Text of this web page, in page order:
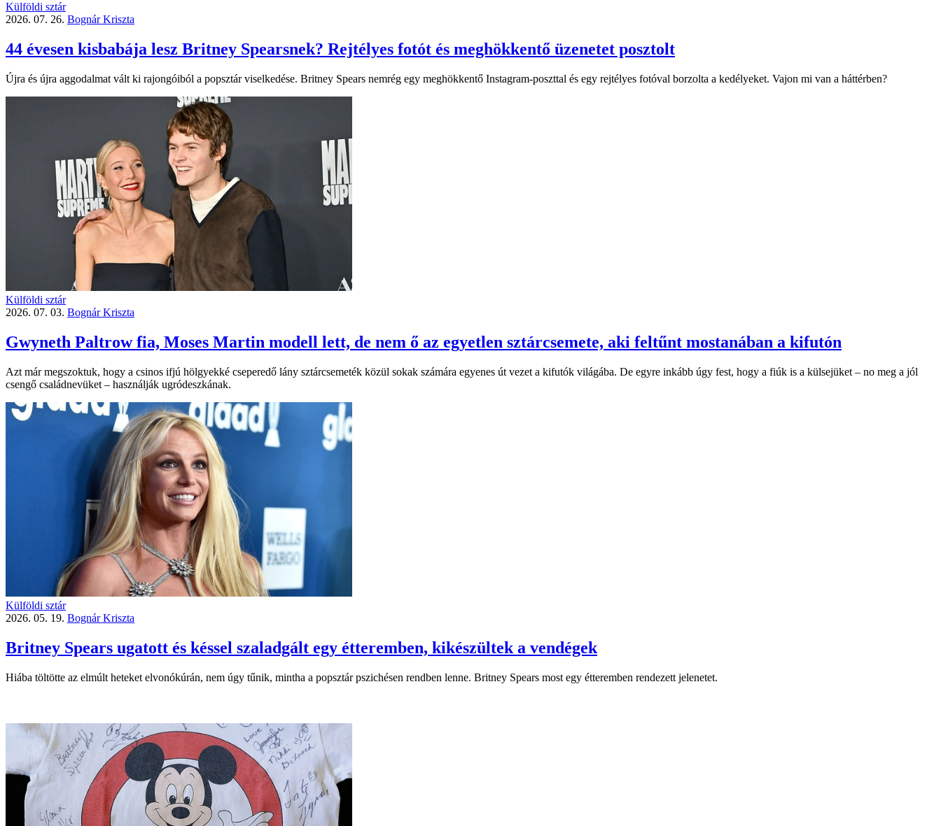
Külföldi sztár
2026. 07. 26. Bognár Kriszta
44 évesen kisbabája lesz Britney Spearsnek? Rejtélyes fotót és meghökkentő üzenetet posztolt
Újra és újra aggodalmat vált ki rajongóiból a popsztár viselkedése. Britney Spears nemrég egy meghökkentő Instagram-poszttal és egy rejtélyes fotóval borzolta a kedélyeket. Vajon mi van a háttérben?
Külföldi sztár
2026. 07. 03. Bognár Kriszta
Gwyneth Paltrow fia, Moses Martin modell lett, de nem ő az egyetlen sztárcsemete, aki feltűnt mostanában a kifutón
Azt már megszoktuk, hogy a csinos ifjú hölgyekké cseperedő lány sztárcsemeték közül sokak számára egyenes út vezet a kifutók világába. De egyre inkább úgy fest, hogy a fiúk is a külsejüket – no meg a jól
csengő családnevüket – használják ugródeszkának.
Külföldi sztár
2026. 05. 19. Bognár Kriszta
Britney Spears ugatott és késsel szaladgált egy étteremben, kikészültek a vendégek
Hiába töltötte az elmúlt heteket elvonókúrán, nem úgy tűnik, mintha a popsztár pszichésen rendben lenne. Britney Spears most egy étteremben rendezett jelenetet.